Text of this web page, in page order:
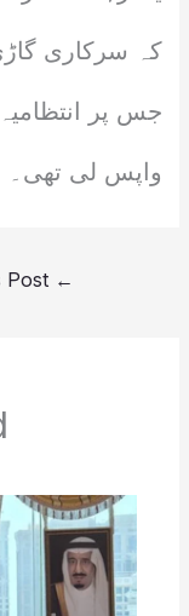
کہ سرکاری
جس پر
واپس لی تھی۔
←